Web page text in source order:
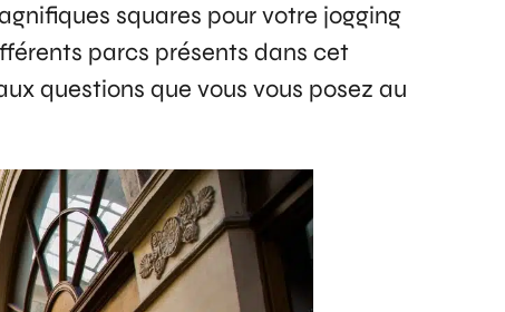
squares pour votre jogging
parcs présents dans cet
questions que vous vous posez au